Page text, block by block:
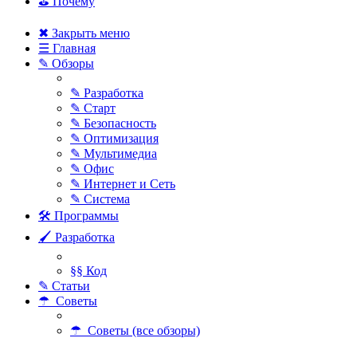
✖ Закрыть меню
☰ Главная
✎ Обзоры
✎ Разработка
✎ Старт
✎ Безопасность
✎ Оптимизация
✎ Мультимедиа
✎ Офис
✎ Интернет и Сеть
✎ Система
🛠 Программы
🖌 Разработка
§§ Код
✎ Статьи
☂ Советы
☂ Советы (все обзоры)